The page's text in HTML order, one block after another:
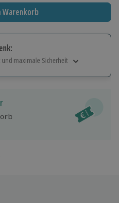
Warenkorb
maximale Sicherheit
einlösbar.